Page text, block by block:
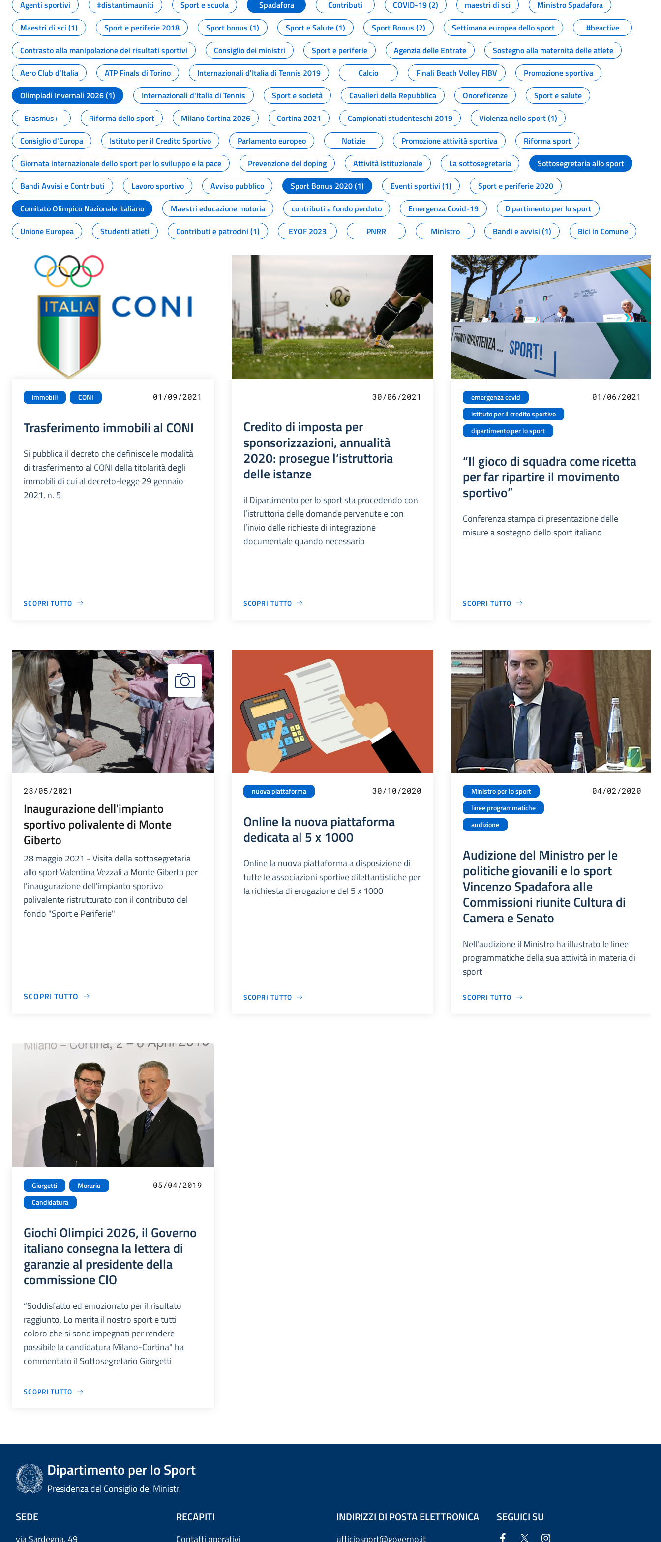
Agenti sportivi
#distantimauniti Sport e scuola Spadafora Contributi COVID-19 (2) maestri di sci
Ministro Spadafora
Maestri di sci (1)
Sport e periferie 2018 Sport bonus (1) Sport e Salute (1) Sport Bonus (2) Settimana europea dello sport
#beactive
Contrasto alla manipolazione dei risultati sportivi
Consiglio dei ministri Sport e periferie Agenzia delle Entrate
Sostegno alla maternità delle atlete
Aero Club d'Italia
ATP Finals di Torino Internazionali d'Italia di Tennis 2019 Calcio Finali Beach Volley FIBV
Promozione sportiva
Olimpiadi Invernali 2026 (1)
Internazionali d'Italia di Tennis Sport e società Cavalieri della Repubblica Onoreficenze
Sport e salute
Erasmus+
Riforma dello sport Milano Cortina 2026 Cortina 2021 Campionati studenteschi 2019
Violenza nello sport (1)
Consiglio d'Europa
Istituto per il Credito Sportivo Parlamento europeo Notizie Promozione attività sportiva
Riforma sport
Giornata internazionale dello sport per lo sviluppo e la pace
Prevenzione del doping Attività istituzionale La sottosegretaria
Sottosegretaria allo sport
Bandi Avvisi e Contributi
Lavoro sportivo Avviso pubblico Sport Bonus 2020 (1) Eventi sportivi (1)
Sport e periferie 2020
Comitato Olimpico Nazionale Italiano
Maestri educazione motoria contributi a fondo perduto Emergenza Covid-19
Dipartimento per lo sport
Unione Europea
Studenti atleti Contributi e patrocini (1) EYOF 2023 PNRR Ministro Bandi e avvisi (1) Bici in Comune
immobili CONI 01/09/2021
Trasferimento immobili al CONI
Si pubblica il decreto che definisce le modalità
di trasferimento al CONI della titolarità degli
immobili di cui al decreto-legge 29 gennaio
2021, n. 5
SCOPRI TUTTO
30/06/2021
Credito di imposta per
sponsorizzazioni, annualità
2020: prosegue l’istruttoria
delle istanze
il Dipartimento per lo sport sta procedendo con
l’istruttoria delle domande pervenute e con
l’invio delle richieste di integrazione
documentale quando necessario
SCOPRI TUTTO
emergenza covid
istituto per il credito sportivo
dipartimento per lo sport
01/06/2021
“Il gioco di squadra come ricetta
per far ripartire il movimento
sportivo”
Conferenza stampa di presentazione delle
misure a sostegno dello sport italiano
SCOPRI TUTTO
28/05/2021
Inaugurazione dell'impianto
sportivo polivalente di Monte
Giberto
28 maggio 2021 - Visita della sottosegretaria
allo sport Valentina Vezzali a Monte Giberto per
l'inaugurazione dell'impianto sportivo
polivalente ristrutturato con il contributo del
fondo "Sport e Periferie"
SCOPRI TUTTO
nuova piattaforma 30/10/2020
Online la nuova piattaforma
dedicata al 5 x 1000
Online la nuova piattaforma a disposizione di
tutte le associazioni sportive dilettantistiche per
la richiesta di erogazione del 5 x 1000
SCOPRI TUTTO
Ministro per lo sport
linee programmatiche
audizione
04/02/2020
Audizione del Ministro per le
politiche giovanili e lo sport
Vincenzo Spadafora alle
Commissioni riunite Cultura di
Camera e Senato
Nell'audizione il Ministro ha illustrato le linee
programmatiche della sua attività in materia di
sport
SCOPRI TUTTO
Giorgetti
Morariu
Candidatura
05/04/2019
Giochi Olimpici 2026, il Governo
italiano consegna la lettera di
garanzie al presidente della
commissione CIO
“Soddisfatto ed emozionato per il risultato
raggiunto. Lo merita il nostro sport e tutti
coloro che si sono impegnati per rendere
possibile la candidatura Milano-Cortina" ha
commentato il Sottosegretario Giorgetti
SCOPRI TUTTO
Dipartimento per lo Sport
Presidenza del Consiglio dei Ministri
SEDE
via Sardegna, 49
RECAPITI
Contatti operativi
INDIRIZZI DI POSTA ELETTRONICA
ufficiosport@governo.it
SEGUICI SU